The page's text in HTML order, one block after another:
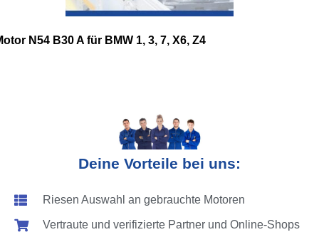
N54 B30 A für BMW 1, 3, 7, X6, Z4
Deine Vorteile bei uns:
Riesen Auswahl an gebrauchte Motoren
Vertraute und verifizierte Partner und Online-Shops